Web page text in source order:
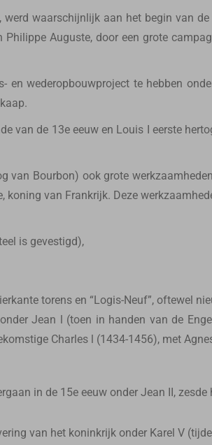
waarschijnlijk aan het begin van
Auguste, door een grote
en wederopbouwproject te hebben
van de 13e eeuw en Louis I eerste
van Bourbon) ook grote
koning van Frankrijk. Deze
is gevestigd),
torens en “Logis-Neuf”, oftewel
Jean l (toen in handen van de
Charles l (1434-1456), met
in de 15e eeuw onder Jean II, zesde
van het koninkrijk onder Karel V